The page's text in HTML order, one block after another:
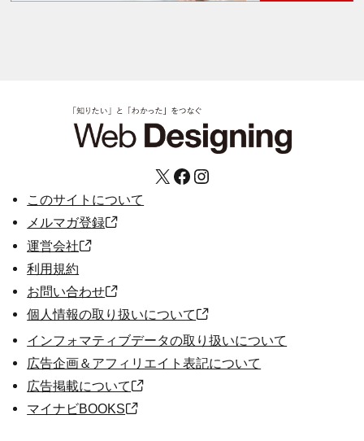
X Facebook Instagram
このサイトについて
メルマガ登録
運営会社
利用規約
お問い合わせ
個人情報の取り扱いについて
インフォマティブデータの取り扱いについて
広告企画＆アフィリエイト表記について
広告掲載について
マイナビBOOKS